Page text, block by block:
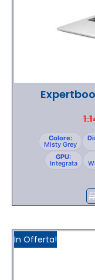
Colore:
Misty Grey
GPU:
Integrata
In Offerta!